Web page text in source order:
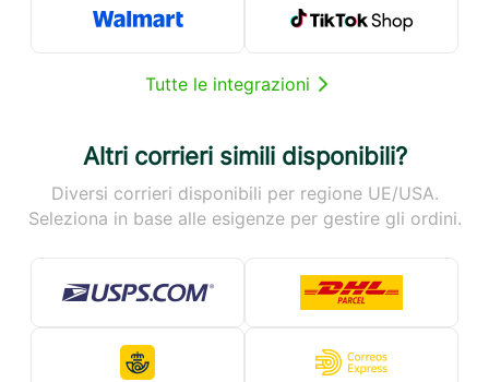
Tutte le integrazioni
Altri corrieri simili disponibili?
Diversi corrieri disponibili per regione UE/USA.
Seleziona in base alle esigenze per gestire gli ordini.